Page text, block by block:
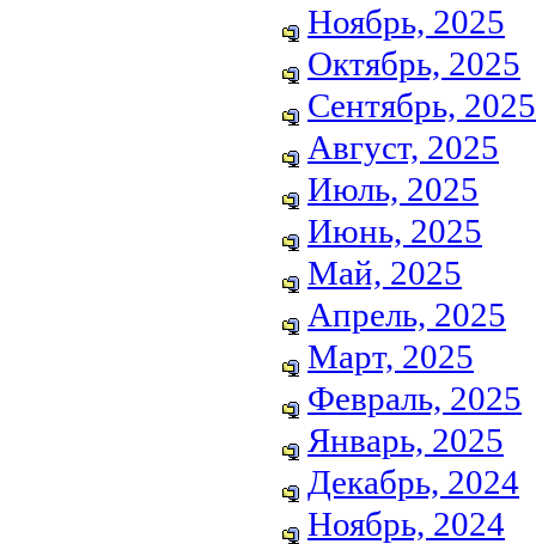
Ноябрь, 2025
Октябрь, 2025
Сентябрь, 2025
Август, 2025
Июль, 2025
Июнь, 2025
Май, 2025
Апрель, 2025
Март, 2025
Февраль, 2025
Январь, 2025
Декабрь, 2024
Ноябрь, 2024